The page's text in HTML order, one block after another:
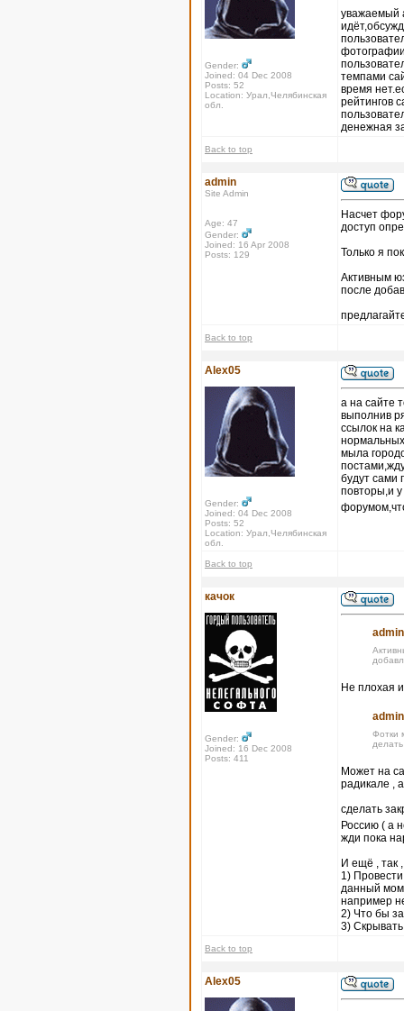
Gender:
Joined: 04 Dec 2008
Posts: 52
Location: Урал,Челябинская
обл.
уважаемый
темпами
время
рейтингов
денежная
Back to top
admin
Site Admin
Age: 47
Gender:
Joined: 16 Apr 2008
Posts: 129
Насчет
доступ
Только я
Активным
после
Back to top
Alex05
Gender:
Joined: 04 Dec 2008
Posts: 52
Location: Урал,Челябинская
обл.
а на сайте
выполнив
ссылок на
мыла
будут сами
повторы,и
Back to top
качок
Gender:
Joined: 16 Dec 2008
Posts: 411
Не плохая
Фотки
Может на
радикале ,
сделать
Россию ( а
жди пока
И ещё , так
1)
данный
например
2) Что бы
3)
Back to top
Alex05